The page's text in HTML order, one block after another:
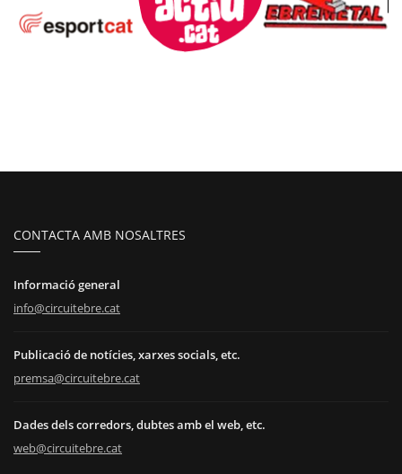
CONTACTA AMB NOSALTRES
Informació general
info@circuitebre.cat
Publicació de notícies, xarxes socials, etc.
premsa@circuitebre.cat
Dades dels corredors, dubtes amb el web, etc.
web@circuitebre.cat